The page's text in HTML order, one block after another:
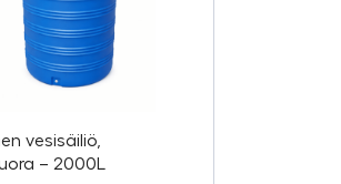
vesisäiliö,
– 2000L